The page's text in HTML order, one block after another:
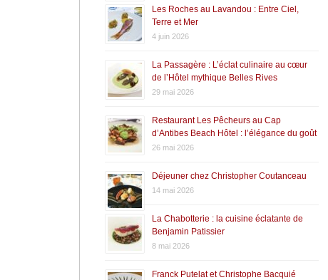
Les Roches au Lavandou : Entre Ciel,
Terre et Mer
4 juin 2026
La Passagère : L’éclat culinaire au cœur
de l’Hôtel mythique Belles Rives
29 mai 2026
Restaurant Les Pêcheurs au Cap
d’Antibes Beach Hôtel : l’élégance du goût
26 mai 2026
Déjeuner chez Christopher Coutanceau
14 mai 2026
La Chabotterie : la cuisine éclatante de
Benjamin Patissier
8 mai 2026
Franck Putelat et Christophe Bacquié